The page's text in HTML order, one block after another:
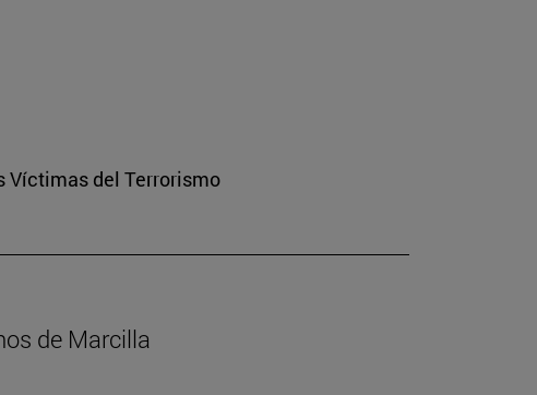
Víctimas del Terrorismo
de Marcilla